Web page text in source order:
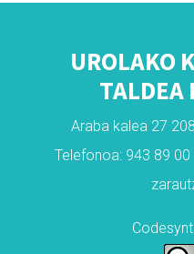
UROLAKO
TALDEA
Araba kalea 27
Telefonoa: 943 89